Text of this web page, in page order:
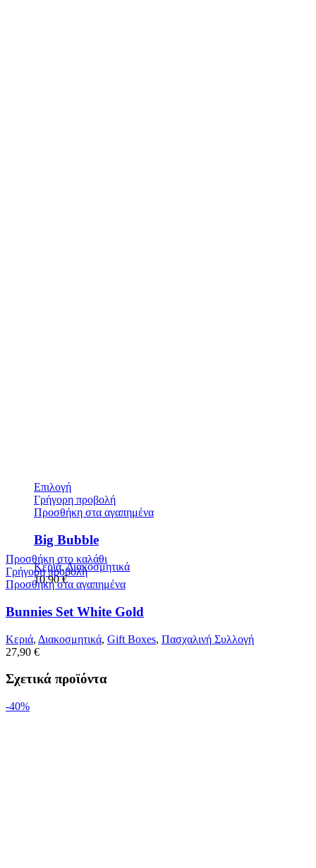
Επιλογή
Γρήγορη προβολή
Προσθήκη στα αγαπημένα
Big Bubble
Κεριά,Διακοσμητικά
10,90€
Προσθήκη στο καλάθι
Γρήγορη προβολή
Προσθήκη στα αγαπημένα
Bunnies Set White Gold
Κεριά, Διακοσμητικά, Gift Boxes, Πασχαλινή Συλλογή
27,90 €
Σχετικά προϊόντα
-40%